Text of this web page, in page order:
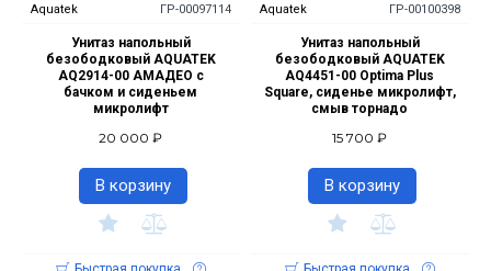
Aquatek ГР-00097114
Унитаз напольный
безободковый AQUATEK
AQ2914-00 АМАДЕО с
бачком и сиденьем
микролифт
20 000 ₽
В корзину
Aquatek ГР-00100398
Унитаз напольный
безободковый AQUATEK
AQ4451-00 Optima Plus
Square, сиденье микролифт,
смыв торнадо
15 700 ₽
В корзину